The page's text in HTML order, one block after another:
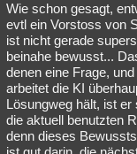
Wie schon gesagt,
evtl ein Vorstoss von
ist nicht gerade
beinahe bewusst...
denen eine Frage,
arbeitet die KI
Lösungweg hält, ist
die aktuell benutzten
denn dieses